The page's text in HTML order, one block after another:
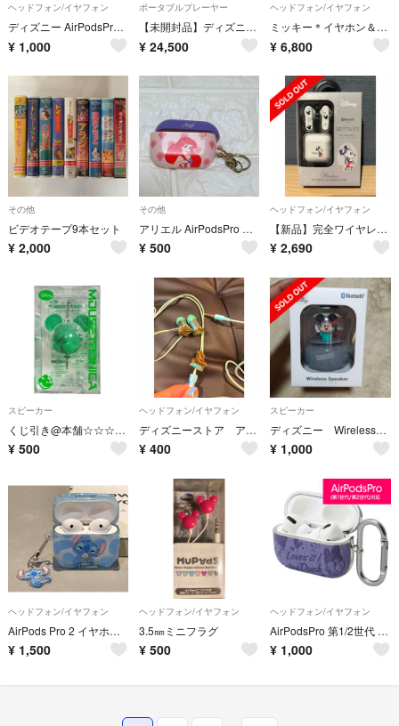
ヘッドフォン/イヤフォン
ディズニー AirPodsPro 第1/2世代 ケース アリエル APD19
¥ 1,000
ポータブルプレーヤー
【未開封品】ディズニー ミッキー カセットテープ プレーヤー ヘッドホン レトロ
¥ 24,500
ヘッドフォン/イヤフォン
ミッキー＊イヤホン＆ケースセット
¥ 6,800
その他
ビデオテープ9本セット
¥ 2,000
その他
アリエル AirPodsPro ケース
¥ 500
ヘッドフォン/イヤフォン
【新品】完全ワイヤレスステレオイヤホン インナーイヤータイプ [ミッキーマウス]
¥ 2,690
スピーカー
くじ引き@本舗☆☆☆G賞ミニスピーカー(緑のミッキー)
¥ 500
ヘッドフォン/イヤフォン
ディズニーストア アリエル イヤホン
¥ 400
スピーカー
ディズニー Wireless Speaker 定価7480
¥ 1,000
ヘッドフォン/イヤフォン
AirPods Pro 2 イヤホンケース スティッチdisney
¥ 1,500
ヘッドフォン/イヤフォン
3.5㎜ミニフラグ
¥ 500
ヘッドフォン/イヤフォン
AirPodsPro 第1/2世代 ケース パープル デイジー 抗菌 APD18
¥ 1,000